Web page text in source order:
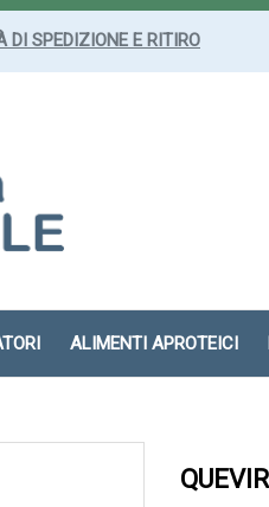
DI SPEDIZIONE E RITIRO
ALIMENTI APROTEICI